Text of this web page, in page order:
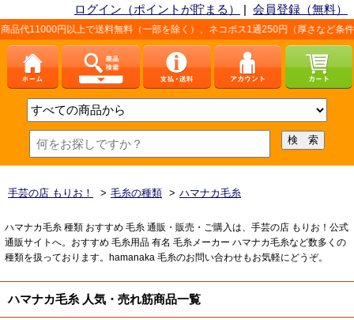
ログイン（ポイントが貯まる） | 会員登録（無料）
で送料無料（一部を除く）、ネコポス1通250円（厚さなど条件あり）。詳しく
手芸の店 もりお！ > 毛糸の種類 > ハマナカ毛糸
ハマナカ毛糸 種類 おすすめ 毛糸 通販・販売・ご購入は、手芸の店 もりお！公式
通販サイトへ。おすすめ 毛糸用品 有名 毛糸メーカー ハマナカ毛糸など数多くの
種類を扱っております。hamanaka 毛糸のお問い合わせもお気軽にどうぞ。
ハマナカ毛糸 人気・売れ筋商品一覧